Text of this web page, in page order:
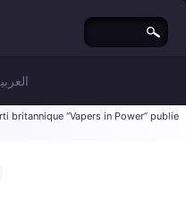
britannique “Vapers in Power” publie